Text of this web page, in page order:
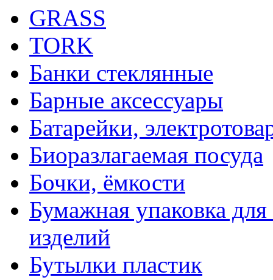
GRASS
TORK
Банки стеклянные
Барные аксессуары
Батарейки,
Биоразлагаемая посуда
Бочки, ёмкости
Бумажная упаковка
изделий
Бутылки пластик